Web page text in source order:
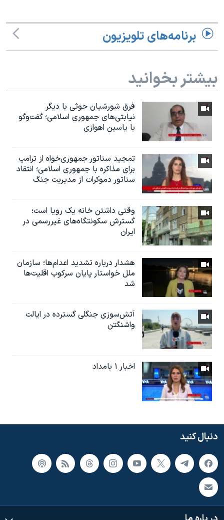
برنامه‌های تلویزیون
بیشتر بخوانید
فرق شورشیان حوثی با دیگر
نیابتی‌های جمهوری اسلامی؛ گفت‌وگو
با یاسین اهوازی
تمجید سناتور جمهوری‌خواه از ترامپ
برای مذاکره با جمهوری اسلامی؛ انتقاد
سناتور دموکرات از مدیریت جنگ
وقتی داشتن خانه یک رویا است؛
گسترش سکونتگاه‌های غیررسمی در
ایران
هشدار درباره تشدید اعدام‌ها؛ سازمان
ملل خواستار پایان سرکوب اقلیت‌ها
شد
آتش‌سوزی جنگلی گسترده در ایالت
واشنگتن
اخبار ۱ بامداد
دنبال کنید